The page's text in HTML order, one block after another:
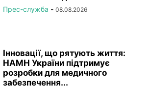
Прес-служба - 08.08.2026
Інновації, що рятують життя:
НАМН України підтримує
розробки для медичного
забезпечення...